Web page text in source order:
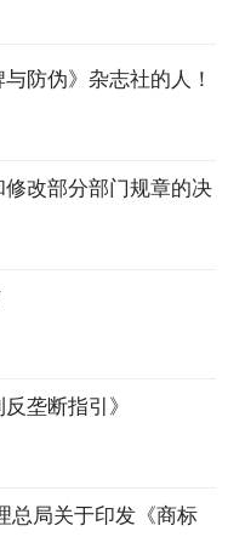
防伪》杂志社的人！
改部分部门规章的决
垄断指引》
总局关于印发《商标